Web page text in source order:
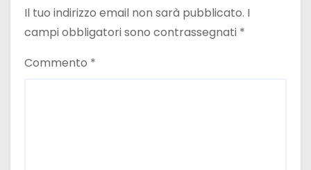
Il tuo indirizzo email non sarà pubblicato. I
campi obbligatori sono contrassegnati *
Commento *